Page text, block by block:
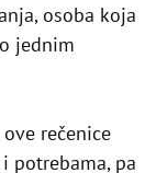
osoba koja
jednim
rečenice
i potrebama, pa